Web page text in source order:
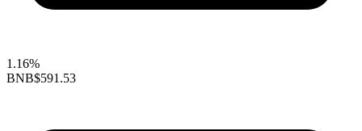
1.16%
BNB$591.53